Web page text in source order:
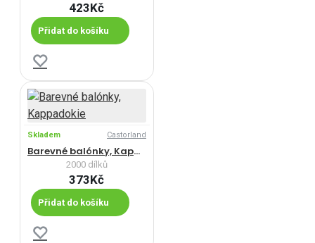
423Kč
Přidat do košíku
Skladem Castorland
Barevné balónky, Kappadokie
2000 dílků
373Kč
Přidat do košíku